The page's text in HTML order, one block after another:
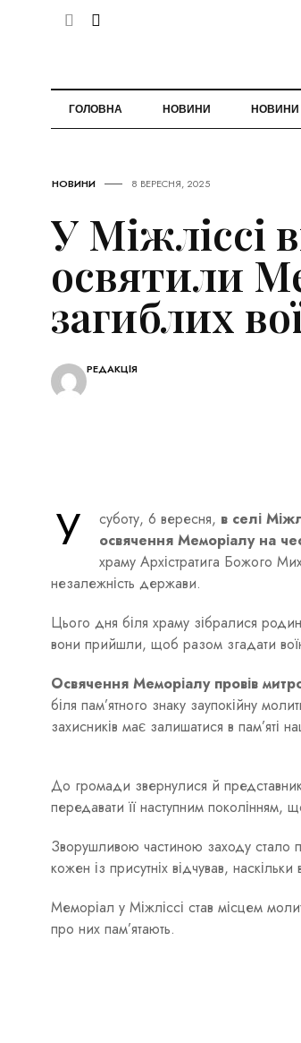
ГОЛОВНА НОВИНИ НОВИНИ
НОВИНИ 8 ВЕРЕСНЯ, 2025
У Міжліссі
освятили
загиблих
РЕДАКЦІЯ
У суботу, 6 вересня, в селі
освячення Меморіалу на
храму Архістратига Божого
незалежність держави.
Цього дня біля храму зібралися
вони прийшли, щоб разом згадати
Освячення Меморіалу провів
біля пам’ятного знаку заупокійну
захисників має залишатися в
До громади звернулися й
передавати її наступним
Зворушливою частиною заходу стало
кожен із присутніх відчував,
Меморіал у Міжліссі став місцем
про них пам’ятають.